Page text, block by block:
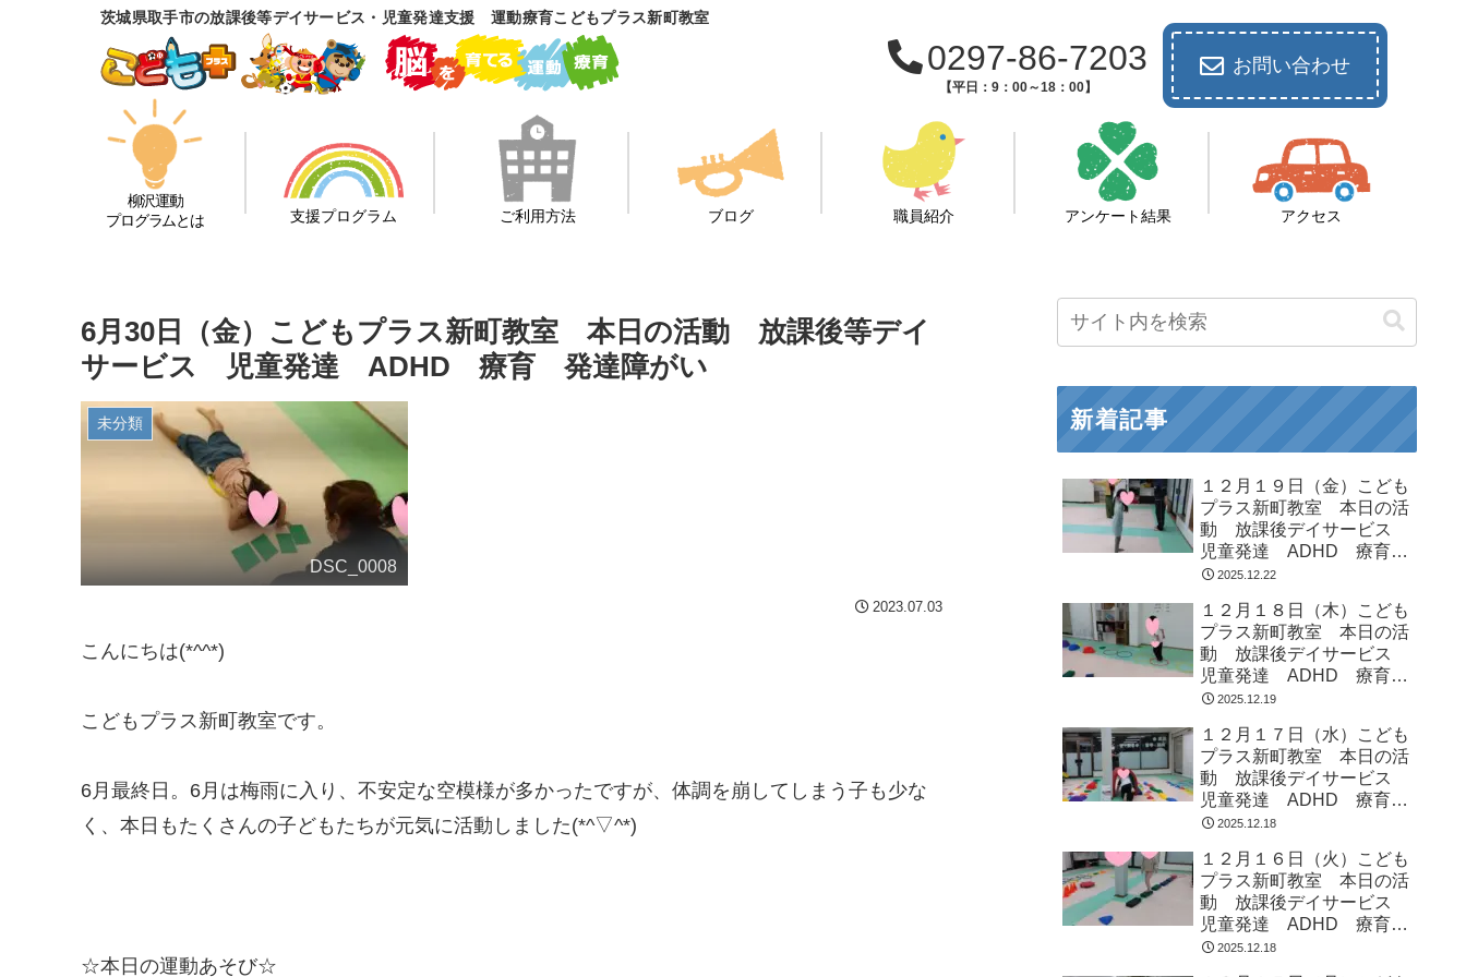
茨城県取手市の放課後等デイサービス・児童発達支援 運動療育こどもプラス新町教室
0297-86-7203
【平日：9：00～18：00】
お問い合わせ
柳沢運動
プログラムとは
支援プログラム ご利用方法 ブログ 職員紹介 アンケート結果 アクセス
6月30日（金）こどもプラス新町教室 本日の活動 放課後等デイ
サービス 児童発達 ADHD 療育 発達障がい
未分類
DSC_0008
2023.07.03
こんにちは(*^^*)
こどもプラス新町教室です。
6月最終日。6月は梅雨に入り、不安定な空模様が多かったですが、体調を崩してしまう子も少な
く、本日もたくさんの子どもたちが元気に活動しました(*^▽^*)
☆本日の運動あそび☆
新着記事
１２月１９日（金）こども
プラス新町教室 本日の活
動 放課後デイサービス
児童発達 ADHD 療育
発達障がい
2025.12.22
１２月１８日（木）こども
プラス新町教室 本日の活
動 放課後デイサービス
児童発達 ADHD 療育
発達障がい
2025.12.19
１２月１７日（水）こども
プラス新町教室 本日の活
動 放課後デイサービス
児童発達 ADHD 療育
発達障がい
2025.12.18
１２月１６日（火）こども
プラス新町教室 本日の活
動 放課後デイサービス
児童発達 ADHD 療育
発達障がい
2025.12.18